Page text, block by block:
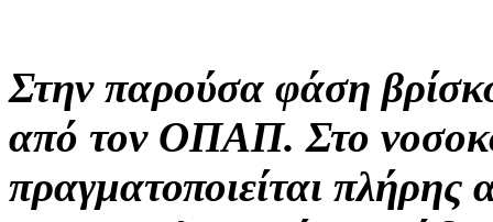
Στην παρούσα φάση
από τον ΟΠΑΠ. Στο
πραγματοποιείται πλήρης